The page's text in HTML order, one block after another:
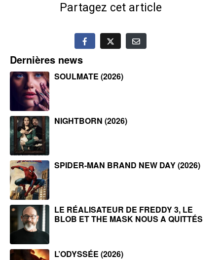
Partagez cet article
Dernières news
SOULMATE (2026)
NIGHTBORN (2026)
SPIDER-MAN BRAND NEW DAY (2026)
LE RÉALISATEUR DE FREDDY 3, LE
BLOB ET THE MASK NOUS A QUITTÉS
L’ODYSSÉE (2026)